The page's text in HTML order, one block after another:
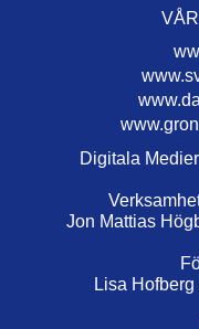
Digitala
Jon Mattias
Lisa Hofberg